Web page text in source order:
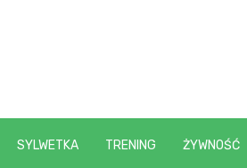
SYLWETKA TRENING ŻYWNOŚĆ